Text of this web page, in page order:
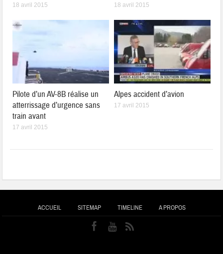
18 avril 2015 18 avril 2015
Pilote d’un AV-8B réalise un
atterrissage d’urgence sans
train avant
17 avril 2015
Alpes accident d’avion
17 avril 2015
ACCUEIL SITEMAP TIMELINE A PROPOS